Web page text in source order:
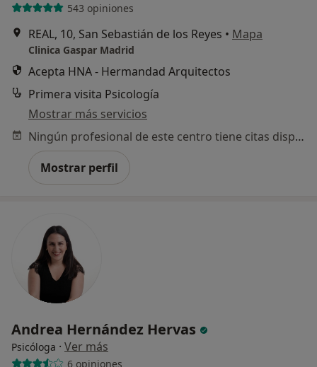
543 opiniones
REAL, 10, San Sebastián de los Reyes • Mapa
Clinica Gaspar Madrid
Acepta HNA - Hermandad Arquitectos
Primera visita Psicología
Mostrar más servicios
Ningún profesional de este centro tiene citas disponibles
Mostrar perfil
Andrea Hernández Hervas
Psicóloga · Ver más
6 opiniones